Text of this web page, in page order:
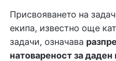
Присвояването на
екипа, известно още
задачи, означава
натовареност за